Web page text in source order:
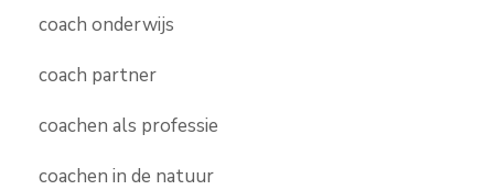
coach onderwijs
coach partner
coachen als professie
coachen in de natuur